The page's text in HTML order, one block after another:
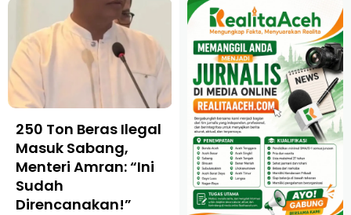
250 Ton Beras Ilegal
Masuk Sabang,
Menteri Amran: “Ini
Sudah
Direncanakan!”